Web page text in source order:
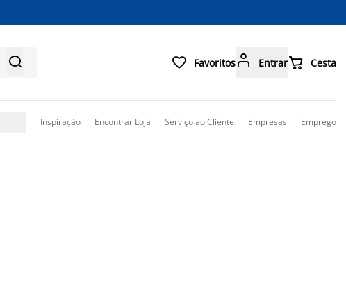
  Favoritos Entrar Cesta
Inspiração Encontrar Loja Serviço ao Cliente Empresas Emprego